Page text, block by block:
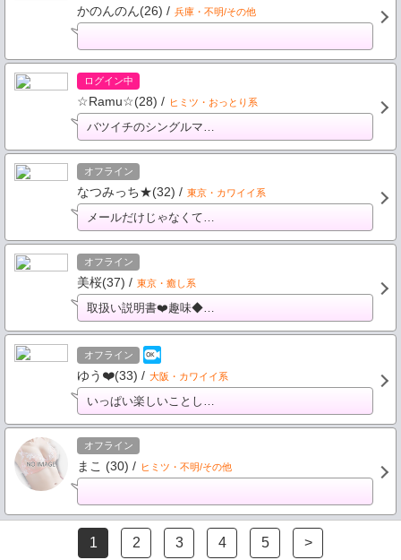
かのんのん(26) / 兵庫・不明/その他
ログイン中
☆Ramu☆(28) / ヒミツ・おっとり系
バツイチのシングルマ…
オフライン
なつみっち★(32) / 東京・カワイイ系
メールだけじゃなくて…
オフライン
美桜(37) / 東京・癒し系
取扱い説明書❤️趣味◆…
オフライン
ゆう❤️(33) / 大阪・カワイイ系
いっぱい楽しいことし…
オフライン
まこ (30) / ヒミツ・不明/その他
1 2 3 4 5 >